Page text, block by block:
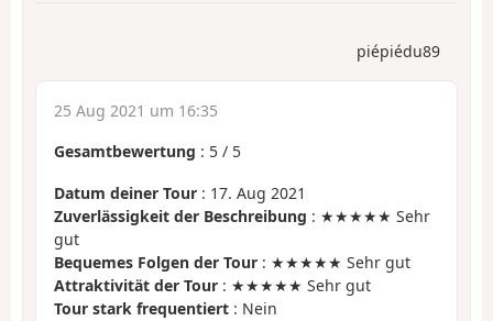
piépiédu89
25 Aug 2021 um 16:35
Gesamtbewertung : 5 / 5
Datum deiner Tour : 17. Aug 2021
Zuverlässigkeit der Beschreibung : ★★★★★ Sehr
gut
Bequemes Folgen der Tour : ★★★★★ Sehr gut
Attraktivität der Tour : ★★★★★ Sehr gut
Tour stark frequentiert : Nein